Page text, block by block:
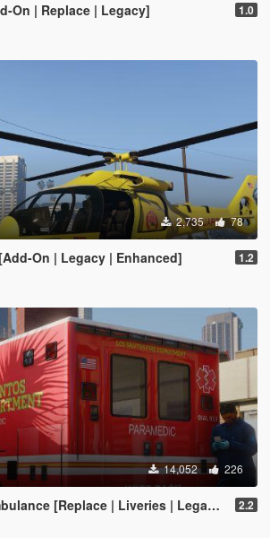
On | Replace | Legacy] 1.0
2,735 78
On | Legacy | Enhanced] 1.2
14,052 226
[Replace | Liveries | Legacy | Enhanced] 2.2